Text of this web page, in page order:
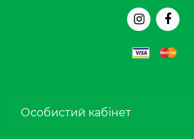
Особистий кабінет